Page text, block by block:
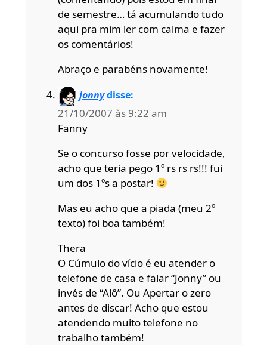
de semestre… tá acumulando tudo
aqui pra mim ler com calma e fazer
os comentários!
Abraço e parabéns novamente!
jonny disse:
21/10/2007 às 9:22 am
Fanny
Se o concurso fosse por velocidade,
acho que teria pego 1º rs rs rs!!! fui
um dos 1ºs a postar!
Mas eu acho que a piada (meu 2º
texto) foi boa também!
Thera
O Cúmulo do vício é eu atender o
telefone de casa e falar “Jonny” ou
invés de “Alô”. Ou Apertar o zero
antes de discar! Acho que estou
atendendo muito telefone no
trabalho também!